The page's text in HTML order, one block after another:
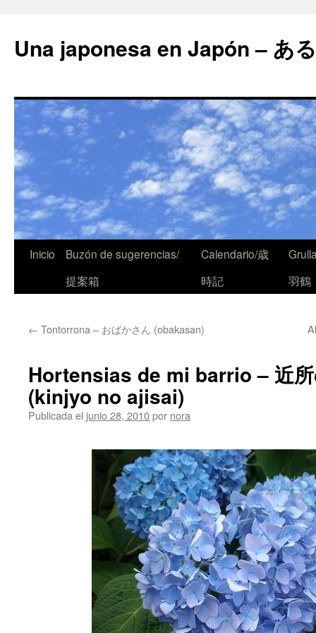
Una japonesa en Japón – あ
Inicio
Buzón de sugerencias/
提案箱
Calendario/歳
時記
羽鶴
← Tontorrona – おばかさん (obakasan)
Hortensias de mi barrio – 近
(kinjyo no ajisai)
Publicada el junio 28, 2010por nora